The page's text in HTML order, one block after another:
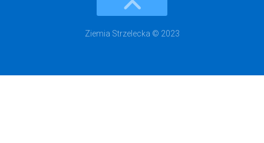
Ziemia Strzelecka © 2023